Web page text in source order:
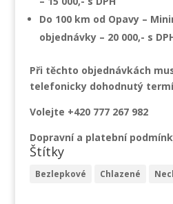
Do 100 km od Opavy –
objednávky – 20 000,- s
Při těchto objednávkách
telefonicky dohodnutý
Volejte +420 777 267 982
Dopravní a platební
Štítky
Bezlepkové Chlazené